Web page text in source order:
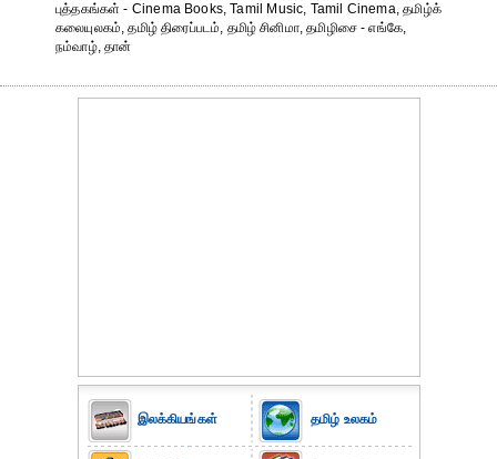
புத்தகங்கள் - Cinema Books, Tamil Music, Tamil Cinema, தமிழ்க்
கலையுலகம், தமிழ் திரைப்படம், தமிழ் சினிமா, தமிழிசை - எங்கே,
நம்வாழ், தான்
இலக்கியங்கள் தமிழ் உலகம்